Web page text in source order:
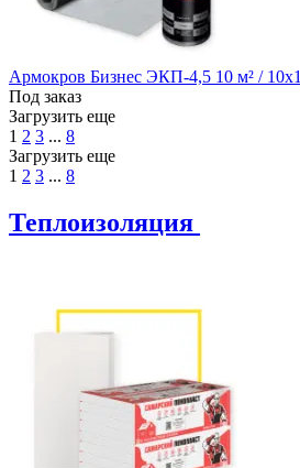
Армокров Бизнес ЭКП-4,5 10 м² / 10х1
Под заказ
Загрузить еще
1 2 3 ... 8
Загрузить еще
1 2 3 ... 8
Теплоизоляция